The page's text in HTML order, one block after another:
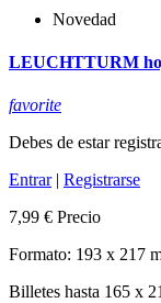
Novedad
LEUCHTTURM
favorite
Debes de estar
Entrar| Registrarse
7,99 € Precio
Formato: 193 x 217
Billetes hasta 165 x